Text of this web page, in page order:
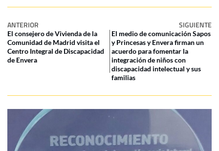
ANTERIOR SIGUIENTE
El consejero de Vivienda de la
Comunidad de Madrid visita el
Centro Integral de Discapacidad
de Envera
El medio de comunicación Sapos
y Princesas y Envera firman un
acuerdo para fomentar la
integración de niños con
discapacidad intelectual y sus
familias